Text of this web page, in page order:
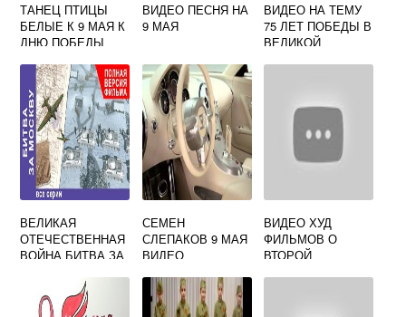
ТАНЕЦ ПТИЦЫ
БЕЛЫЕ К 9 МАЯ К
ДНЮ ПОБЕДЫ
ВИДЕО ПЕСНЯ НА
9 МАЯ
ВИДЕО НА ТЕМУ
75 ЛЕТ ПОБЕДЫ В
ВЕЛИКОЙ
ВЕЛИКАЯ
ОТЕЧЕСТВЕННАЯ
ВОЙНА БИТВА ЗА
СЕМЕН
СЛЕПАКОВ 9 МАЯ
ВИДЕО
ВИДЕО ХУД
ФИЛЬМОВ О
ВТОРОЙ